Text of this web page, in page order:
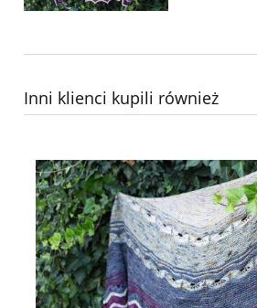
Inni klienci kupili również